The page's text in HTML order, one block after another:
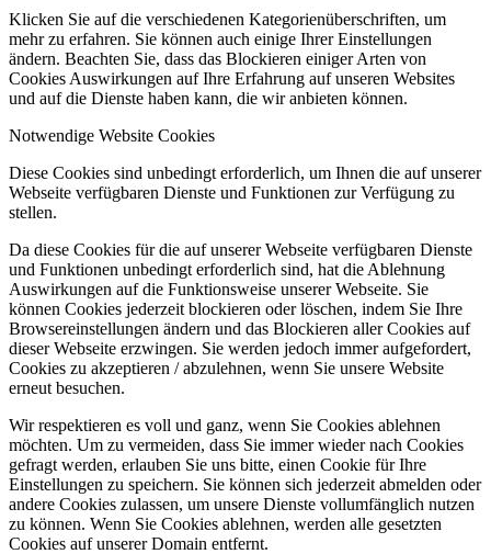
Klicken Sie auf die verschiedenen Kategorienüberschriften, um
mehr zu erfahren. Sie können auch einige Ihrer Einstellungen
ändern. Beachten Sie, dass das Blockieren einiger Arten von
Cookies Auswirkungen auf Ihre Erfahrung auf unseren Websites
und auf die Dienste haben kann, die wir anbieten können.
Notwendige Website Cookies
Diese Cookies sind unbedingt erforderlich, um Ihnen die auf unserer
Webseite verfügbaren Dienste und Funktionen zur Verfügung zu
stellen.
Da diese Cookies für die auf unserer Webseite verfügbaren Dienste
und Funktionen unbedingt erforderlich sind, hat die Ablehnung
Auswirkungen auf die Funktionsweise unserer Webseite. Sie
können Cookies jederzeit blockieren oder löschen, indem Sie Ihre
Browsereinstellungen ändern und das Blockieren aller Cookies auf
dieser Webseite erzwingen. Sie werden jedoch immer aufgefordert,
Cookies zu akzeptieren / abzulehnen, wenn Sie unsere Website
erneut besuchen.
Wir respektieren es voll und ganz, wenn Sie Cookies ablehnen
möchten. Um zu vermeiden, dass Sie immer wieder nach Cookies
gefragt werden, erlauben Sie uns bitte, einen Cookie für Ihre
Einstellungen zu speichern. Sie können sich jederzeit abmelden oder
andere Cookies zulassen, um unsere Dienste vollumfänglich nutzen
zu können. Wenn Sie Cookies ablehnen, werden alle gesetzten
Cookies auf unserer Domain entfernt.